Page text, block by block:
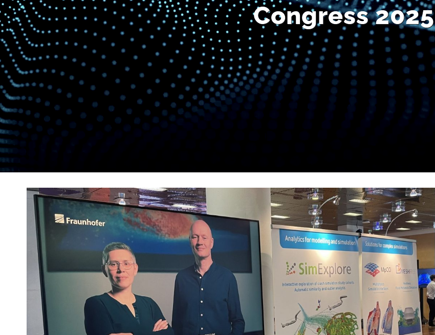
Congress 2025
Zeige
grösseres
Bild